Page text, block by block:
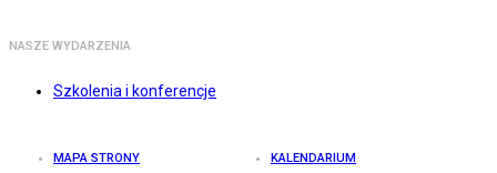
NASZE WYDARZENIA
Szkolenia i konferencje
MAPA STRONY KALENDARIUM